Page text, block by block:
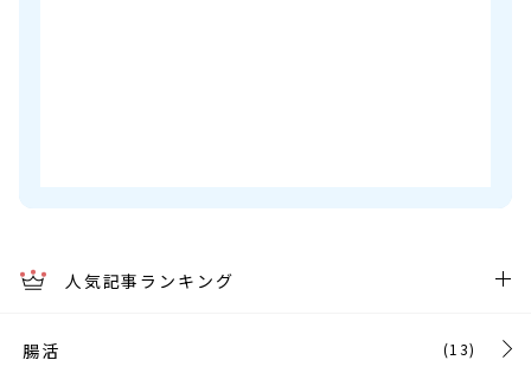
人気記事ランキング
腸活 (13)